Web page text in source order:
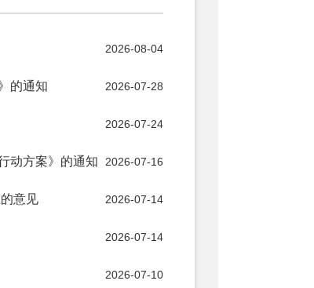
2026-08-04
2026-07-28
的通知
2026-07-24
2026-07-16
动方案》的通知
2026-07-14
意见
2026-07-14
2026-07-10